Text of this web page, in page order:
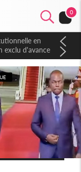
0
en
exclu d'avance